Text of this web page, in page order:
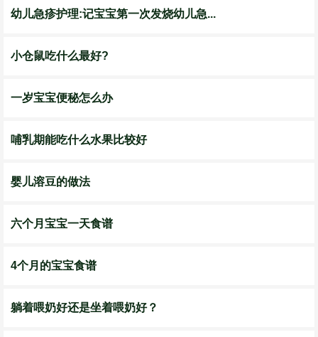
幼儿急疹护理:记宝宝第一次发烧幼儿急...
小仓鼠吃什么最好?
一岁宝宝便秘怎么办
哺乳期能吃什么水果比较好
婴儿溶豆的做法
六个月宝宝一天食谱
4个月的宝宝食谱
躺着喂奶好还是坐着喂奶好？